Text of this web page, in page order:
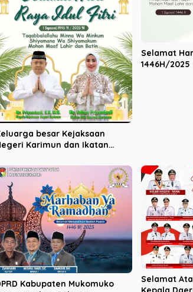
besar Kejaksaan
Karimun dan Ikatan
mengucapkan Selamat
Raya Idulfitri 1446H/2025
Masehi
Selamat
1446H/2025
Kabupaten Mukomuko
Selamat